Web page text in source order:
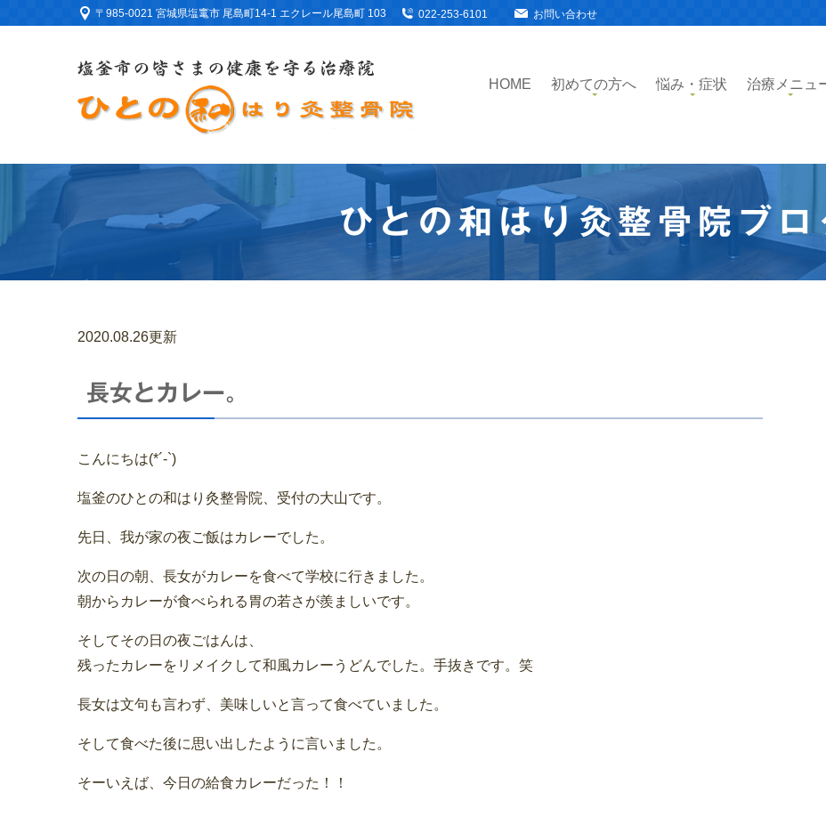
〒985-0021 宮城県塩竃市 尾島町14-1 エクレール尾島町 103 022-253-6101 お問い合わせ
HOME 初めての方へ 悩み・症状 治療メニュ
ひとの和はり灸整骨院ブロ
2020.08.26更新
長女とカレー。
こんにちは(*´-`)
塩釜のひとの和はり灸整骨院、受付の大山です。
先日、我が家の夜ご飯はカレーでした。
次の日の朝、長女がカレーを食べて学校に行きました。
朝からカレーが食べられる胃の若さが羨ましいです。
そしてその日の夜ごはんは、
残ったカレーをリメイクして和風カレーうどんでした。手抜きです。笑
長女は文句も言わず、美味しいと言って食べていました。
そして食べた後に思い出したように言いました。
そーいえば、今日の給食カレーだった！！